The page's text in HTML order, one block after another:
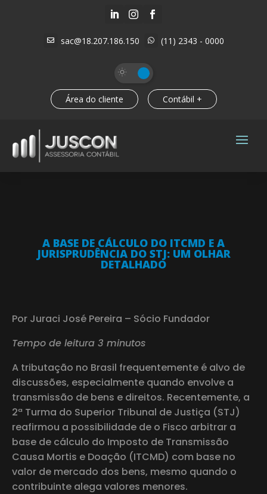
  
 sac@18.207.186.150  (11) 2343 - 0000
Área do cliente Contábil +
A BASE DE CÁLCULO DO ITCMD E A
JURISPRUDÊNCIA DO STJ: UM OLHAR
DETALHADO
Por Juraci José Pereira – Sócio Fundador
Tempo de leitura 3 minutos
A tributação no Brasil frequentemente é alvo de
discussões, especialmente quando envolve a
transmissão de bens e direitos. Recentemente, a
2ª Turma do Superior Tribunal de Justiça (STJ)
reafirmou a possibilidade de o Fisco arbitrar a
base de cálculo do Imposto de Transmissão
Causa Mortis e Doação (ITCMD) com base no
valor de mercado dos bens, mesmo quando o
contribuinte alega valores menores.